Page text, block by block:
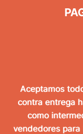
Aceptamos
contra entrega
como
vendedores